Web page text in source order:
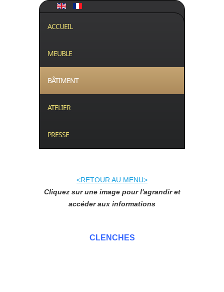
ACCUEIL
MEUBLE
BÂTIMENT
ATELIER
PRESSE
<RETOUR AU MENU>
Cliquez sur une image pour l'agrandir et
accéder aux informations
CLENCHES